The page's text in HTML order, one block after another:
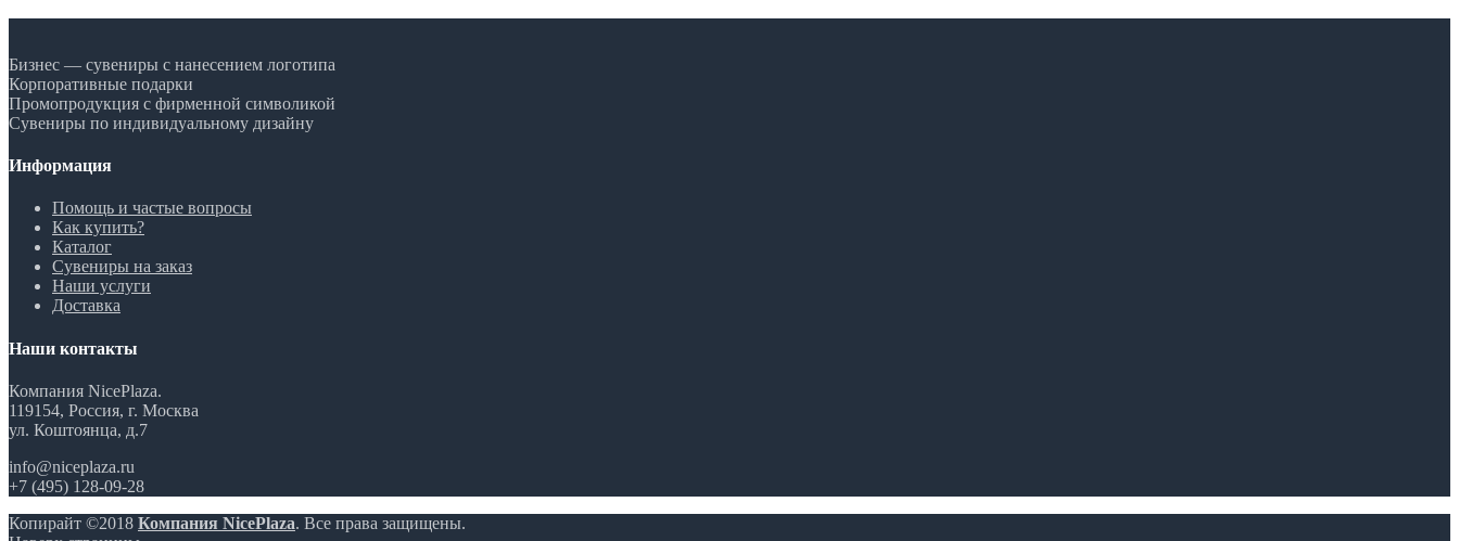
Бизнес — сувениры с нанесением логотипа
Корпоративные подарки
Промопродукция с фирменной символикой
Сувениры по индивидуальному дизайну
Информация
Помощь и частые вопросы
Как купить?
Каталог
Сувениры на заказ
Наши услуги
Доставка
Наши контакты
Компания NicePlaza.
119154, Россия, г. Москва
ул. Коштоянца, д.7
info@niceplaza.ru
+7 (495) 128-09-28
Копирайт ©2018 Компания NicePlaza. Все права защищены.